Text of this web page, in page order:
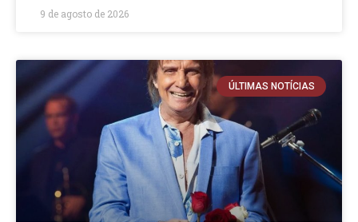
9 de agosto de 2026
ÚLTIMAS NOTÍCIAS